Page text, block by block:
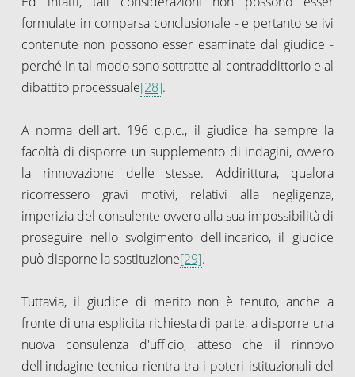
formulate in comparsa conclusionale - e pertanto se ivi
contenute non possono esser esaminate dal giudice -
perché in tal modo sono sottratte al contraddittorio e al
dibattito processuale[28].
A norma dell'art. 196 c.p.c., il giudice ha sempre la
facoltà di disporre un supplemento di indagini, ovvero
la rinnovazione delle stesse. Addirittura, qualora
ricorressero gravi motivi, relativi alla negligenza,
imperizia del consulente ovvero alla sua impossibilità di
proseguire nello svolgimento dell'incarico, il giudice
può disporne la sostituzione[29].
Tuttavia, il giudice di merito non è tenuto, anche a
fronte di una esplicita richiesta di parte, a disporre una
nuova consulenza d'ufficio, atteso che il rinnovo
dell'indagine tecnica rientra tra i poteri istituzionali del